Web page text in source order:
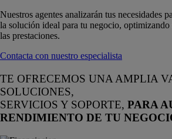
Nuestros agentes analizarán tus necesidades
la solución ideal para tu negocio,
las prestaciones.
Contacta con nuestro especialista
TE OFRECEMOS UNA AMPLIA
SOLUCIONES,
SERVICIOS Y SOPORTE, PARA
RENDIMIENTO DE TU